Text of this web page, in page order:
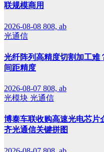
联规模商用
2026-08-08 808, ab
光通信
光纤阵列高精度切割加工难
间距精度
2026-08-07 808, ab
光模块 光通信
博泰车联收购高速光电芯片
齐光通信关键拼图